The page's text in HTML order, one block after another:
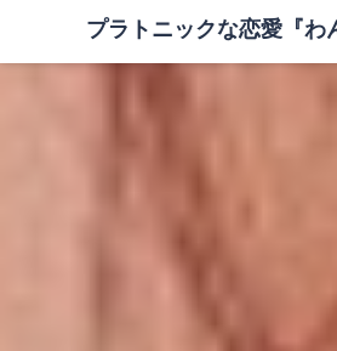
プラトニックな恋愛『わ